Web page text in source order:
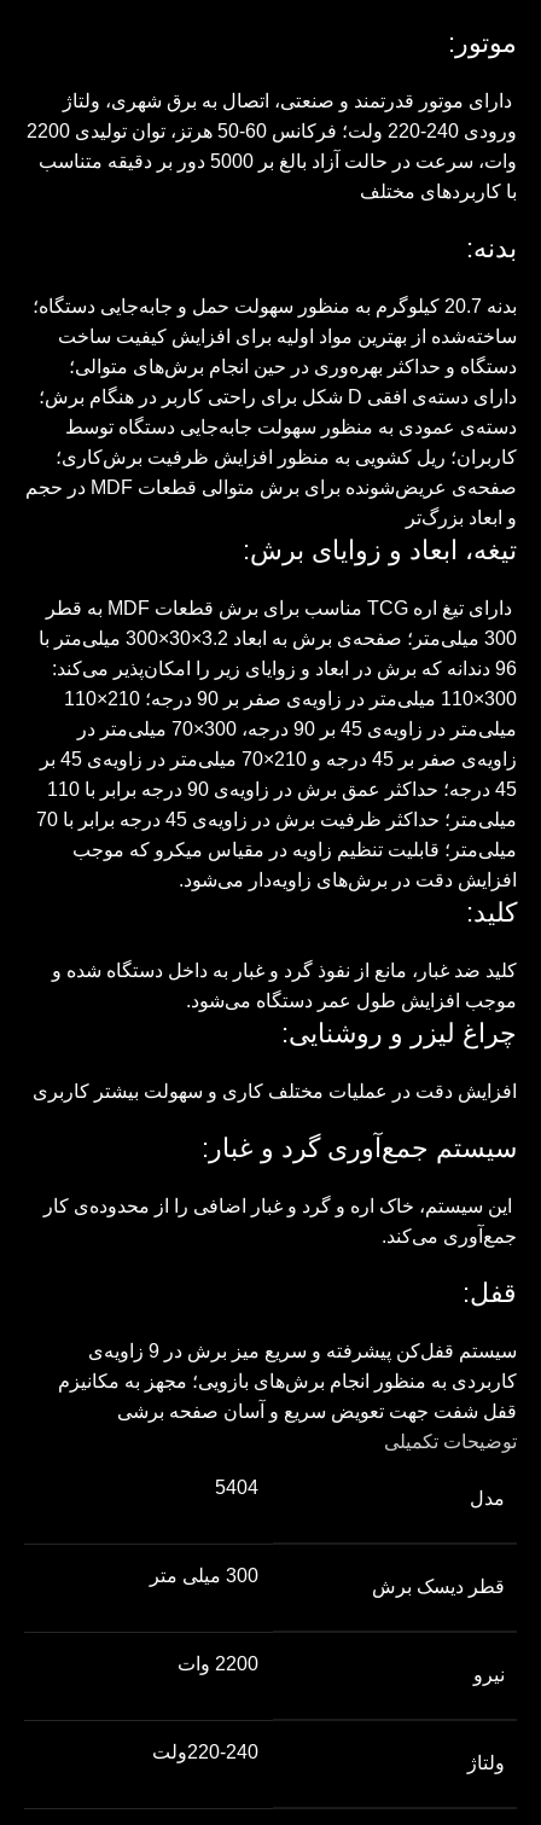
موتور:
دارای موتور قدرتمند و صنعتی، اتصال به برق شهری، ولتاژ
ورودی 240-220 ولت؛ فرکانس 60-50 هرتز، توان تولیدی 2200
وات، سرعت در حالت آزاد بالغ بر 5000 دور بر دقیقه متناسب
با کاربردهای مختلف
بدنه:
بدنه 20.7 کیلوگرم به منظور سهولت حمل و جابه‌جایی دستگاه؛
ساخته‌شده از بهترین مواد اولیه برای افزایش کیفیت ساخت
دستگاه و حداکثر بهره‌وری در حین انجام برش‌های متوالی؛
دارای دسته‌ی افقی D شکل برای راحتی کاربر در هنگام برش؛
دسته‌ی عمودی به منظور سهولت جابه‌جایی دستگاه توسط
کاربران؛ ریل‌ کشویی به منظور افزایش ظرفیت برش‌کاری؛
صفحه‌ی عریض‌شونده برای برش متوالی قطعات MDF در حجم
و ابعاد بزرگ‌تر
تیغه، ابعاد و زوایای برش:
دارای تیغ اره TCG مناسب برای برش قطعات MDF به قطر
300 میلی‌متر؛ صفحه‌ی برش به ابعاد 3.2×30×300 میلی‌متر با
96 دندانه که برش در ابعاد و زوایای زیر را امکان‌پذیر می‌کند:
300×110 میلی‌متر در زاویه‌ی صفر بر 90 درجه؛ 210×110
میلی‌متر در زاویه‌ی 45 بر 90 درجه، 300×70 میلی‌متر در
زاویه‌ی صفر بر 45 درجه و 210×70 میلی‌متر در زاویه‌ی 45 بر
45 درجه؛ حداکثر عمق برش در زاویه‌ی 90 درجه برابر با 110
میلی‌متر؛ حداکثر ظرفیت برش در زاویه‌ی 45 درجه برابر با 70
میلی‌متر؛ قابلیت تنظیم زاویه در مقیاس میکرو که موجب
افزایش دقت در برش‌های زاویه‌دار می‌شود.
کلید:
کلید ضد غبار، مانع از نفوذ گرد و غبار به داخل دستگاه شده و
موجب افزایش طول عمر دستگاه می‌شود.
چراغ لیزر و روشنایی:
افزایش دقت در عملیات مختلف کاری و سهولت بیشتر کاربری
سیستم جمع‌آوری گرد و غبار:
این سیستم، خاک اره و گرد و غبار اضافی را از محدوده‌ی کار
جمع‌آوری می‌کند.
قفل:
سیستم قفل‌کن پیشرفته و سریع میز برش در 9 زاویه‌ی
کاربردی به منظور انجام برش‌های بازویی؛ مجهز به مکانیزم
قفل شفت جهت تعویض سریع و آسان صفحه برشی
توضیحات تکمیلی
مدل
5404
قطر دیسک برش
300 میلی متر
نیرو
2200 وات
ولتاژ
220-240ولت